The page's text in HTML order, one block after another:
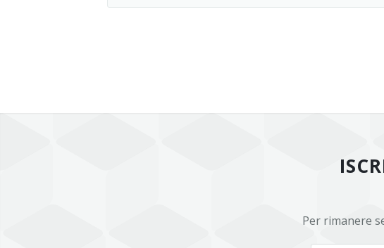
Per rimanere